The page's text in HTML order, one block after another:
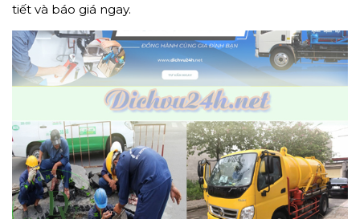
tiết và báo giá ngay.